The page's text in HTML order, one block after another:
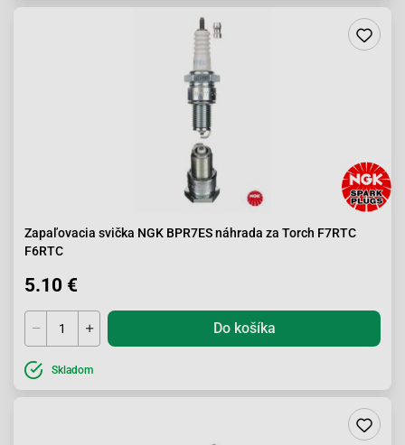
Zapaľovacia svička NGK BPR7ES náhrada za Torch F7RTC
F6RTC
5.10 €
Do košíka
Skladom